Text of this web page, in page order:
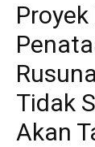
Tidak
Akan